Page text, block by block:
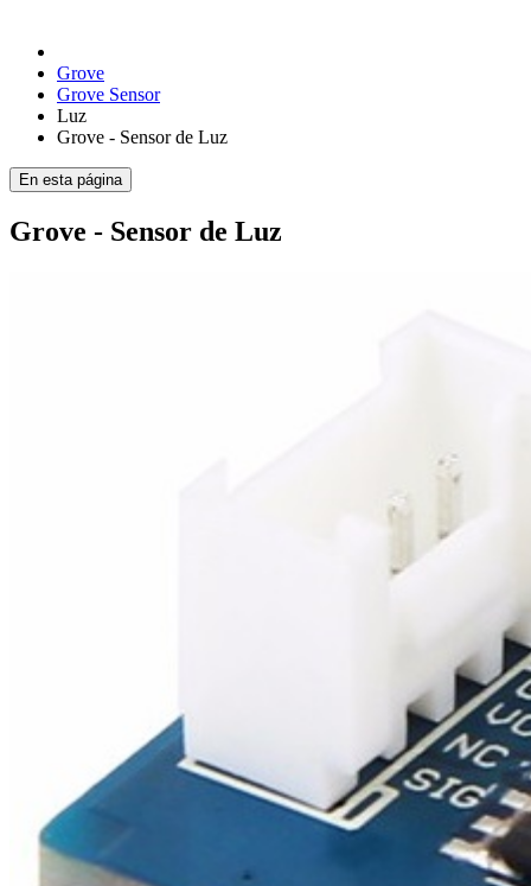
Grove
Grove Sensor
Luz
Grove - Sensor de Luz
En esta página
Grove - Sensor de Luz